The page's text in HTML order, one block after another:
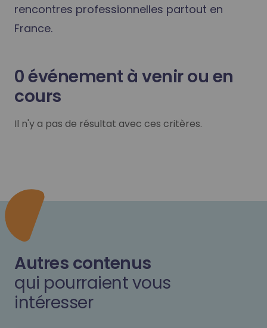
rencontres professionnelles partout en
France.
0événement à venir ou en
cours
Il n'y a pas de résultat avec ces critères.
Autres contenus
qui pourraient vous
intéresser